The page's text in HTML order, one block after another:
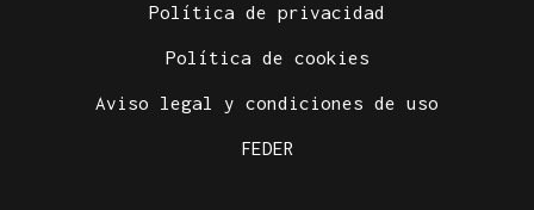
Política de privacidad
Política de cookies
Aviso legal y condiciones de uso
FEDER